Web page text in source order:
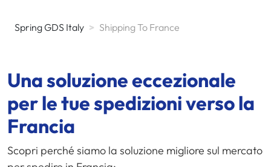
Spring GDS Italy > Shipping To France
Una soluzione eccezionale
per le tue spedizioni verso la
Francia
Scopri perché siamo la soluzione migliore sul mercato